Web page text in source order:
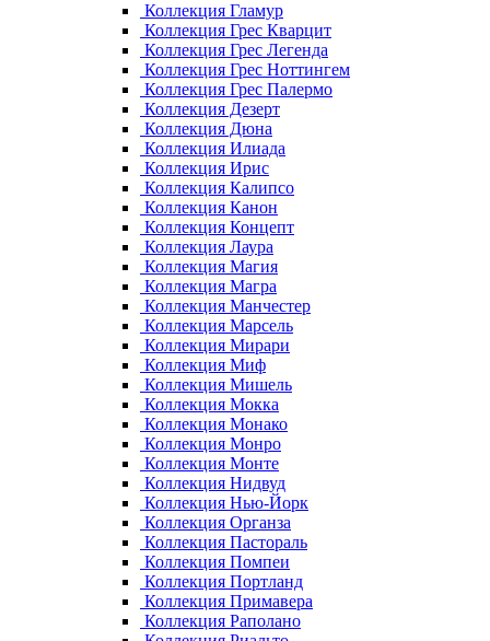
Коллекция Гламур
Коллекция Грес Кварцит
Коллекция Грес Легенда
Коллекция Грес Ноттингем
Коллекция Грес Палермо
Коллекция Дезерт
Коллекция Дюна
Коллекция Илиада
Коллекция Ирис
Коллекция Калипсо
Коллекция Канон
Коллекция Концепт
Коллекция Лаура
Коллекция Магия
Коллекция Магра
Коллекция Манчестер
Коллекция Марсель
Коллекция Мирари
Коллекция Миф
Коллекция Мишель
Коллекция Мокка
Коллекция Монако
Коллекция Монро
Коллекция Монте
Коллекция Нидвуд
Коллекция Нью-Йорк
Коллекция Органза
Коллекция Пастораль
Коллекция Помпеи
Коллекция Портланд
Коллекция Примавера
Коллекция Раполано